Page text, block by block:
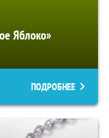
Яблоко»
ПОДРОБНЕЕ